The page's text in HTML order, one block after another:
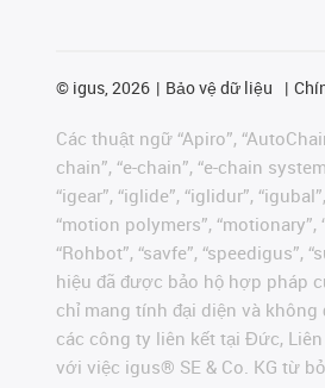
© igus, 2026 Bảo vệ dữ liệu
Các thuật ngữ “Apiro”,
chain”, “e-chain”, “e-chain
“igear”, “iglide”, “iglidur”,
“motion polymers”, “motionary”,
“Rohbot”, “savfe”, “speedigus”,
hiệu đã được bảo hộ hợp pháp
chỉ mang tính đại diện và
các công ty liên kết tại Đức,
với việc igus® SE & Co. KG từ